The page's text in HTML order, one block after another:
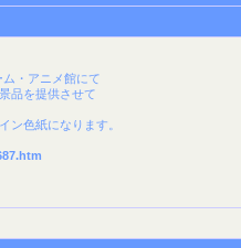
・アニメ館にて
品を提供させて
ン色紙になります。